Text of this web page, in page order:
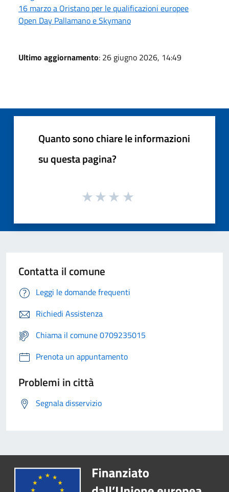
16 marzo a Oristano per le qualificazioni europee
Open Day Pallamano e Skymano
Ultimo aggiornamento: 26 giugno 2026, 14:49
Quanto sono chiare le informazioni
su questa pagina?
Contatta il comune
Leggi le domande frequenti
Richiedi Assistenza
Chiama il comune 0709235015
Prenota un appuntamento
Problemi in città
Segnala disservizio